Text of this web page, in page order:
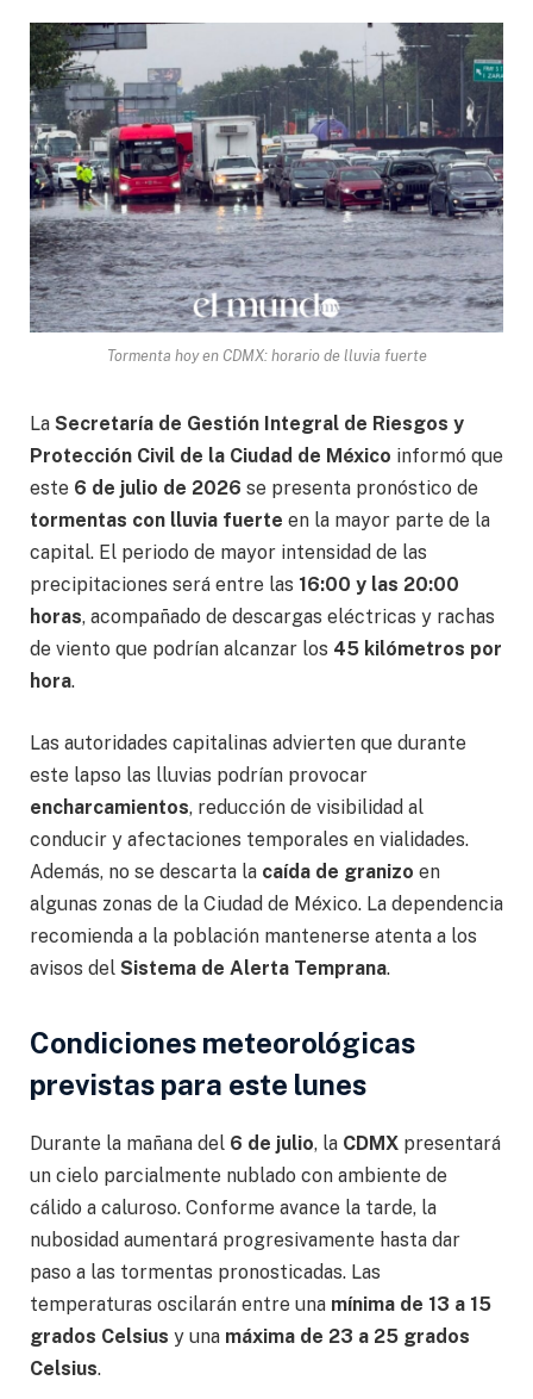
Tormenta hoy en CDMX: horario de lluvia fuerte
La Secretaría de Gestión Integral de Riesgos y
Protección Civil de la Ciudad de México informó que
este 6 de julio de 2026 se presenta pronóstico de
tormentas con lluvia fuerte en la mayor parte de la
capital. El periodo de mayor intensidad de las
precipitaciones será entre las 16:00 y las 20:00
horas, acompañado de descargas eléctricas y rachas
de viento que podrían alcanzar los 45 kilómetros por
hora.
Las autoridades capitalinas advierten que durante
este lapso las lluvias podrían provocar
encharcamientos, reducción de visibilidad al
conducir y afectaciones temporales en vialidades.
Además, no se descarta la caída de granizo en
algunas zonas de la Ciudad de México. La dependencia
recomienda a la población mantenerse atenta a los
avisos del Sistema de Alerta Temprana.
Condiciones meteorológicas
previstas para este lunes
Durante la mañana del 6 de julio, la CDMX presentará
un cielo parcialmente nublado con ambiente de
cálido a caluroso. Conforme avance la tarde, la
nubosidad aumentará progresivamente hasta dar
paso a las tormentas pronosticadas. Las
temperaturas oscilarán entre una mínima de 13 a 15
grados Celsius y una máxima de 23 a 25 grados
Celsius.